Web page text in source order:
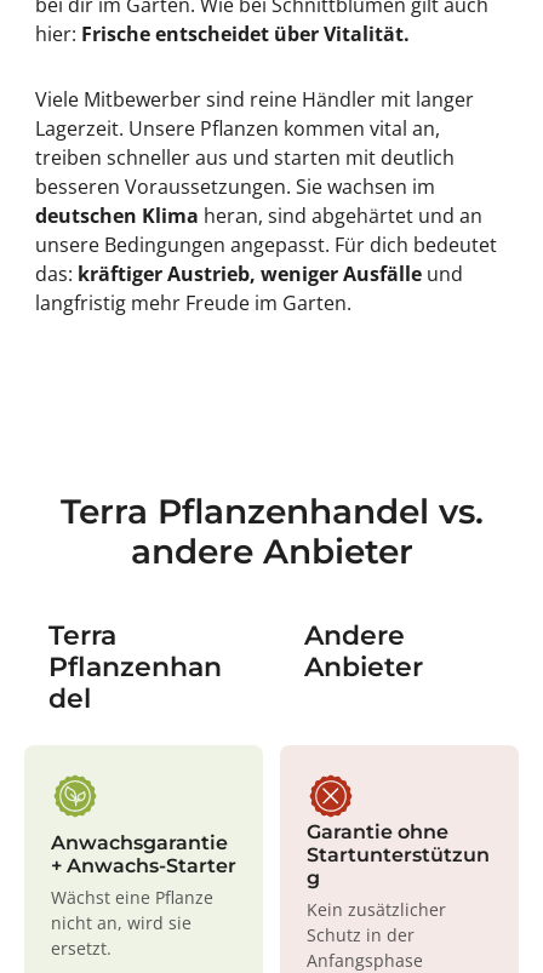
hier: Frische entscheidet über Vitalität.
Viele Mitbewerber sind reine Händler mit langer
Lagerzeit. Unsere Pflanzen kommen vital an,
treiben schneller aus und starten mit deutlich
besseren Voraussetzungen. Sie wachsen im
deutschen Klima heran, sind abgehärtet und an
unsere Bedingungen angepasst. Für dich bedeutet
das: kräftiger Austrieb, weniger Ausfälle und
langfristig mehr Freude im Garten.
Terra Pflanzenhandel vs.
andere Anbieter
Terra
Pflanzenhan
del
Andere
Anbieter
Anwachsgarantie
+ Anwachs-Starter
Wächst eine Pflanze
nicht an, wird sie
ersetzt.
Garantie ohne
Startunterstützun
g
Kein zusätzlicher
Schutz in der
Anfangsphase